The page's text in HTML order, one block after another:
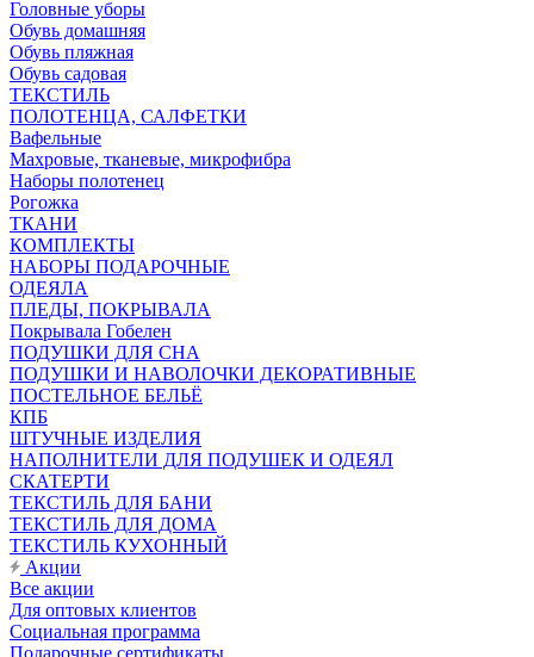
Головные уборы
Обувь домашняя
Обувь пляжная
Обувь садовая
ТЕКСТИЛЬ
ПОЛОТЕНЦА, САЛФЕТКИ
Вафельные
Махровые, тканевые, микрофибра
Наборы полотенец
Рогожка
ТКАНИ
КОМПЛЕКТЫ
НАБОРЫ ПОДАРОЧНЫЕ
ОДЕЯЛА
ПЛЕДЫ, ПОКРЫВАЛА
Покрывала Гобелен
ПОДУШКИ ДЛЯ СНА
ПОДУШКИ И НАВОЛОЧКИ ДЕКОРАТИВНЫЕ
ПОСТЕЛЬНОЕ БЕЛЬЁ
КПБ
ШТУЧНЫЕ ИЗДЕЛИЯ
НАПОЛНИТЕЛИ ДЛЯ ПОДУШЕК И ОДЕЯЛ
СКАТЕРТИ
ТЕКСТИЛЬ ДЛЯ БАНИ
ТЕКСТИЛЬ ДЛЯ ДОМА
ТЕКСТИЛЬ КУХОННЫЙ
Акции
Все акции
Для оптовых клиентов
Социальная программа
Подарочные сертификаты